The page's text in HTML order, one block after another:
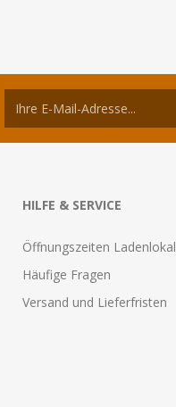
HILFE & SERVICE
Öffnungszeiten Ladenlokal
Häufige Fragen
Versand und Lieferfristen